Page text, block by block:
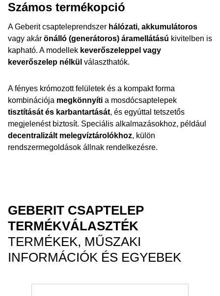
Számos termékopció
A Geberit csapteleprendszer hálózati, akkumulátoros
vagy akár önálló (generátoros) áramellátású kivitelben is
kapható. A modellek keverőszeleppel vagy
keverőszelep nélkül választhatók.
A fényes krómozott felületek és a kompakt forma
kombinációja megkönnyíti a mosdócsaptelepek
tisztítását és karbantartását, és egyúttal tetszetős
megjelenést biztosít. Speciális alkalmazásokhoz, például
decentralizált melegvíztárolókhoz, külön
rendszermegoldások állnak rendelkezésre.
GEBERIT CSAPTELEP
TERMÉKVÁLASZTÉK
TERMÉKEK, MŰSZAKI
INFORMÁCIÓK ÉS EGYEBEK